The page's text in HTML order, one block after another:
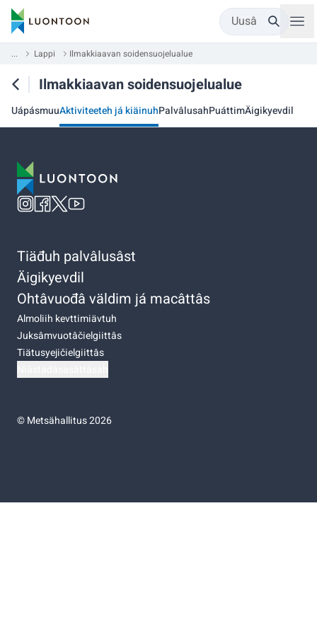
Uusâ
... Lappi Ilmakkiaavan soidensuojelualue
Ilmakkiaavan soidensuojelualue
UápásmuuAktiviteeteh já kiäinuhPalvâlusahPuáttimÄigikyevdil
Tiäđuh palvâlusâst
Äigikyevdil
Ohtâvuođâ väldim já macâttâs
Almoliih kevttimiävtuh
Juksâmvuotâčielgiittâs
Tiätusyejičielgiittâs
©Metsähallitus 2026